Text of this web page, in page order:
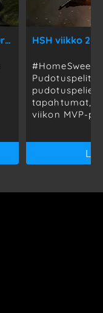
10 parasta CS:GO-joukkuetta juuri nyt!
Pudotuspelit
tapahtumat,
viikon MVP-